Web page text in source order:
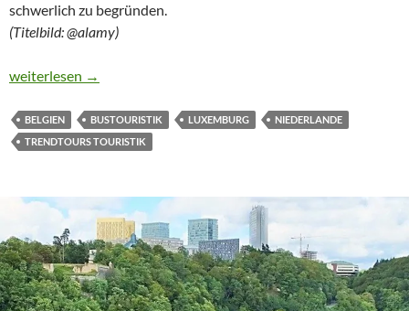
schwerlich zu begründen.
(Titelbild: @alamy)
BESUCH BEI DREI MONARCHIEN
weiterlesen →
BELGIEN BUSTOURISTIK LUXEMBURG
NIEDERLANDE
TRENDTOURS TOURISTIK